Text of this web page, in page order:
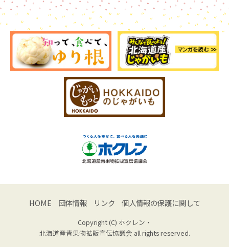
HOME 団体情報 リンク 個人情報の保護に関して
Copyright (C) ホクレン・
北海道産青果物拡販宣伝協議会 all rights reserved.